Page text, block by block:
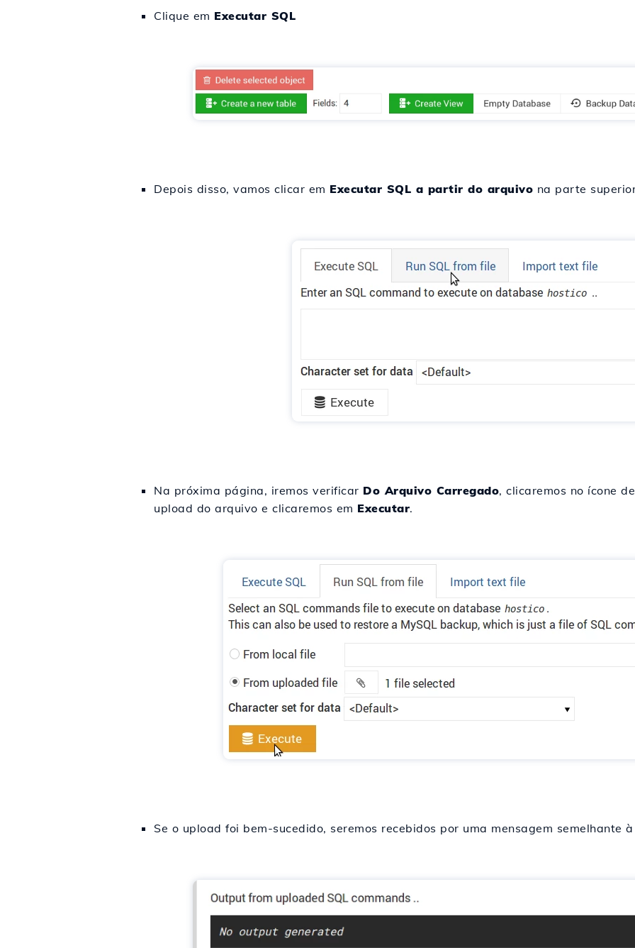
Clique em Executar SQL
Depois disso, vamos clicar em Executar SQL a partir do arquivo na parte
Na próxima página, iremos verificar Do Arquivo Carregado, clicaremos no ícone
upload do arquivo e clicaremos em Executar.
Se o upload foi bem-sucedido, seremos recebidos por uma mensagem semelhante